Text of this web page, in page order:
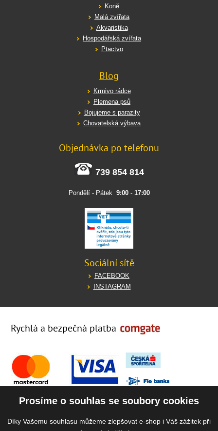
Koně
Malá zvířata
Akvaristika
Hospodářská zvířata
Ptactvo
Blog
Krmivo rádce
Plemena psů
Bojujeme s parazity
Chovatelská výbava
Objednávka po telefonu
739 854 814
Pondělí - Pátek 9:00- 17:00
Sociální sítě
FACEBOOK
INSTAGRAM
Rychlá a bezpečná platba
Prosíme o souhlas se soubory cookies
Díky Vašemu souhlasu můžeme zlepšovat e-shop i Váš zážitek při